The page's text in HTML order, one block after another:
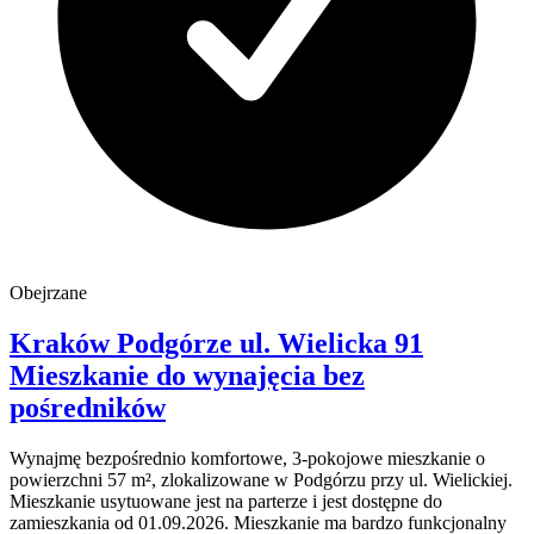
Obejrzane
Kraków Podgórze ul. Wielicka 91
Mieszkanie do wynajęcia bez
pośredników
Wynajmę bezpośrednio komfortowe, 3-pokojowe mieszkanie o
powierzchni 57 m², zlokalizowane w Podgórzu przy ul. Wielickiej.
Mieszkanie usytuowane jest na parterze i jest dostępne do
zamieszkania od 01.09.2026. Mieszkanie ma bardzo funkcjonalny